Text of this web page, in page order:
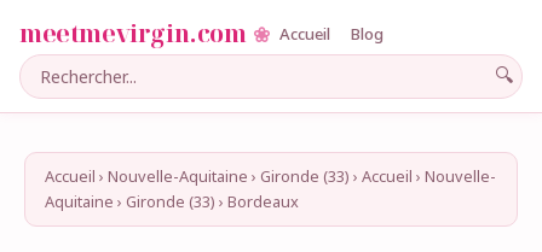
meetmevirgin.com
🔍
Accueil Blog
Accueil › Nouvelle-Aquitaine › Gironde (33) › Accueil › Nouvelle-
Aquitaine › Gironde (33) › Bordeaux